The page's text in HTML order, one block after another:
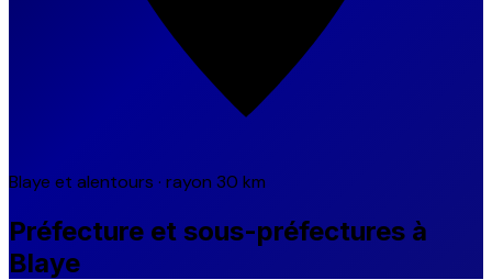
Blaye et alentours · rayon 30 km
Préfecture et sous-préfectures à
Blaye